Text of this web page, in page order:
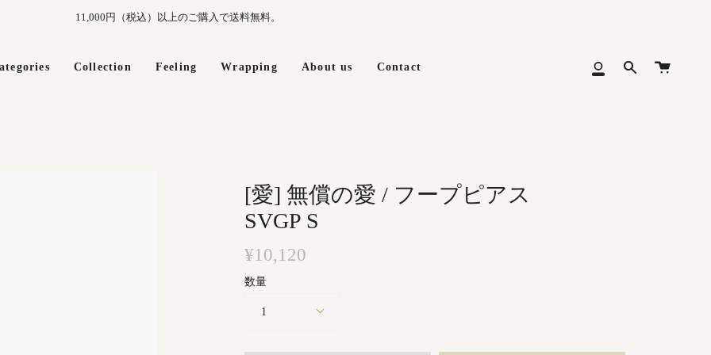
11,000円（税込）以上のご購入で送料無料。
Collection Feeling Wrapping About us Contact
マ
Search
カ
[愛] 無償の愛 / フープピアス
SVGP S
¥10,120
数量
1